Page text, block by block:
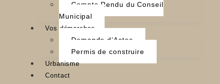
Compte Rendu du Conseil
Municipal
Vos démarches
Demande d’Actes
Permis de construire
Urbanisme
Contact